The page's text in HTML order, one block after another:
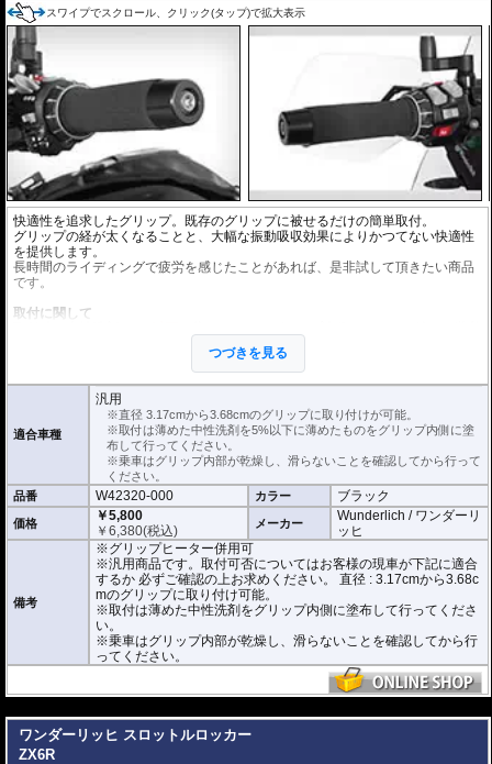
スワイプでスクロール、クリック(タップ)で拡大表示
快適性を追求したグリップ。既存のグリップに被せるだけの簡単取付。
グリップの経が太くなることと、大幅な振動吸収効果によりかつてない快適性
を提供します。
長時間のライディングで疲労を感じたことがあれば、是非試して頂きたい商品
です。
取付に関して
※中性洗剤が多すぎると乾燥に時間がかかります。ご注意ください。
正しく装着すれば容易に取り付けることが可能です。
使用時の安全のため乾燥時は全く滑りません。乾いた状態で取り付けると破損
に繋がります。
乗車はグリップ内部が乾燥し、滑らないことを確認してから行ってください。
こちらの商品は汎用商品として掲載しています。
ZX6Rで取付確認を行っているわけではありません。
取付可否についてはお客様の現車が下記に適合するか 必ずご確認の上お求めく
ださい。
直径 : 3.17cmから3.68cmのグリップに取り付けが可能。
素材 : ネオプトン
厚さ : 3.8mm
つづきを見る
適合車種
汎用
※直径 3.17cmから3.68cmのグリップに取り付けが可能。
※取付は薄めた中性洗剤を5%以下に薄めたものをグリップ内側に塗
布して行ってください。
※乗車はグリップ内部が乾燥し、滑らないことを確認してから行って
ください。
品番
W42320-000 カラー ブラック
価格
￥5,800
￥6,380(税込) メーカー
Wunderlich / ワンダーリ
ッヒ
備考
※グリップヒーター併用可
※汎用商品です。取付可否についてはお客様の現車が下記に適合
するか 必ずご確認の上お求めください。 直径 : 3.17cmから3.68c
mのグリップに取り付け可能。
※取付は薄めた中性洗剤をグリップ内側に塗布して行ってくださ
い。
※乗車はグリップ内部が乾燥し、滑らないことを確認してから行
ってください。
ワンダーリッヒ スロットルロッカー
ZX6R